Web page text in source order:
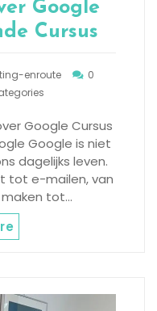
Google
Cursus
enroute
0
Google Cursus
Google is niet
dagelijks leven.
tot e-mailen, van
tot…